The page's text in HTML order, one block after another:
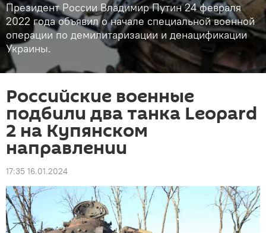
Президент России Владимир Путин 24 февраля
2022 года объявил о начале специальной военной
операции по демилитаризации и денацификации
Украины.
Российские военные
подбили два танка Leopard
2 на Купянском
направлении
17:35 16.01.2024